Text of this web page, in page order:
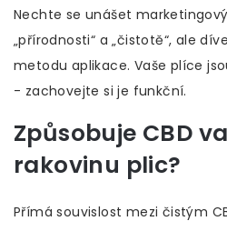
Nechte se unášet
„přírodnosti“ a „čistotě“, ale
metodu aplikace. Vaše plíce
- zachovejte si je funkční.
Způsobuje CBD
rakovinu plic?
Přímá souvislost mezi čistým